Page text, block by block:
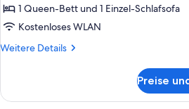
1 Queen-Bett und 1 Einzel-Schlafsofa
Kostenloses WLAN
Weitere Details
Weitere
Preise